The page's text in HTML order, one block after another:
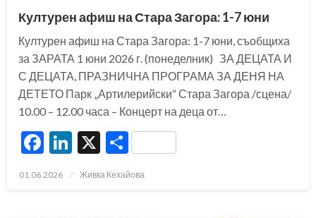
Културен афиш на Стара Загора: 1-7 юни
Културен афиш на Стара Загора: 1-7 юни, съобщиха
за ЗАРАТА 1 юни 2026 г. (понеделник) ЗА ДЕЦАТА И
С ДЕЦАТА, ПРАЗНИЧНА ПРОГРАМА ЗА ДЕНЯ НА
ДЕТЕТО Парк „Артилерийски“ Стара Загора /сцена/
10.00 – 12.00 часа – Концерт на деца от…
Facebook
LinkedIn
X Share
Posted
01.06.2026 Живка Кехайова